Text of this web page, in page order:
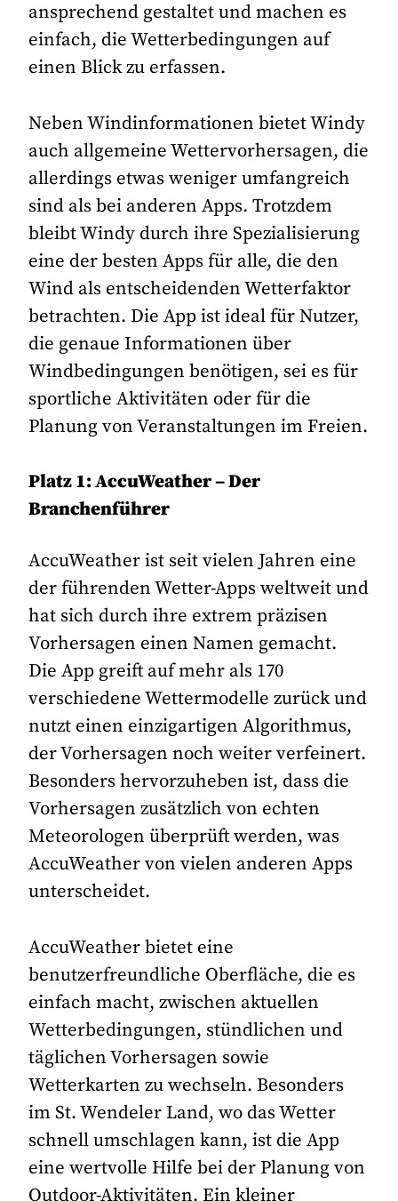
ansprechend gestaltet und machen es
einfach, die Wetterbedingungen auf
einen Blick zu erfassen.
Neben Windinformationen bietet Windy
auch allgemeine Wettervorhersagen, die
allerdings etwas weniger umfangreich
sind als bei anderen Apps. Trotzdem
bleibt Windy durch ihre Spezialisierung
eine der besten Apps für alle, die den
Wind als entscheidenden Wetterfaktor
betrachten. Die App ist ideal für Nutzer,
die genaue Informationen über
Windbedingungen benötigen, sei es für
sportliche Aktivitäten oder für die
Planung von Veranstaltungen im Freien.
Platz 1: AccuWeather – Der
Branchenführer
AccuWeather ist seit vielen Jahren eine
der führenden Wetter-Apps weltweit und
hat sich durch ihre extrem präzisen
Vorhersagen einen Namen gemacht.
Die App greift auf mehr als 170
verschiedene Wettermodelle zurück und
nutzt einen einzigartigen Algorithmus,
der Vorhersagen noch weiter verfeinert.
Besonders hervorzuheben ist, dass die
Vorhersagen zusätzlich von echten
Meteorologen überprüft werden, was
AccuWeather von vielen anderen Apps
unterscheidet.
AccuWeather bietet eine
benutzerfreundliche Oberfläche, die es
einfach macht, zwischen aktuellen
Wetterbedingungen, stündlichen und
täglichen Vorhersagen sowie
Wetterkarten zu wechseln. Besonders
im St. Wendeler Land, wo das Wetter
schnell umschlagen kann, ist die App
eine wertvolle Hilfe bei der Planung von
Outdoor-Aktivitäten. Ein kleiner